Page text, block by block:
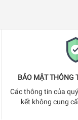
BẢO MẬT THÔNG
Các thông tin của
kết không cung